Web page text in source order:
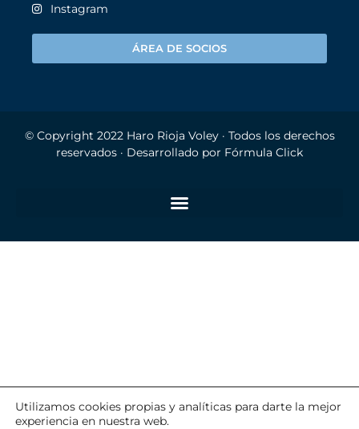
Instagram
ÁREA DE SOCIOS
© Copyright 2022 Haro Rioja Voley· Todos los derechos
reservados · Desarrollado por Fórmula Click
Utilizamos cookies propias y analíticas para darte la mejor
experiencia en nuestra web.